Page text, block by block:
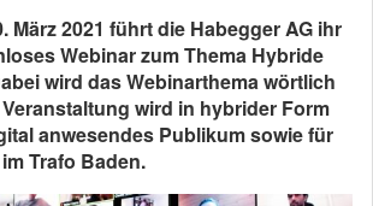
März 2021 führt die Habegger AG ihr
Webinar zum Thema Hybride
wird das Webinarthema wörtlich
wird in hybrider Form
anwesendes Publikum sowie für
Trafo Baden.